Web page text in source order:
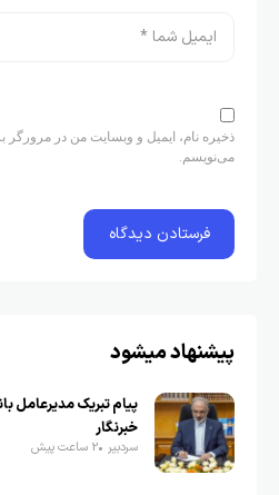
ذخیره نام، ایمیل و وبسایت من در مرورگر
می‌نویسم.
پیشنهاد میشود
پیام تبریک مدیرعامل
خبرنگار
سردبیر 2 ساعت پیش